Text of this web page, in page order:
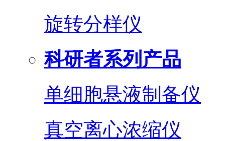
旋转分样仪
科研者系列产品
单细胞悬液制备仪
真空离心浓缩仪